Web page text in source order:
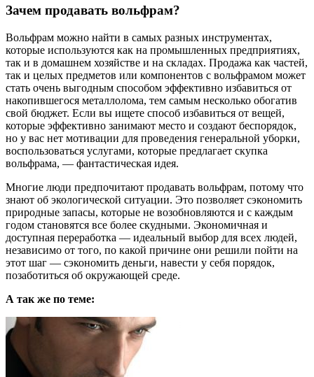
Зачем продавать вольфрам?
Вольфрам можно найти в самых разных инструментах,
которые используются как на промышленных предприятиях,
так и в домашнем хозяйстве и на складах. Продажа как частей,
так и целых предметов или компонентов с вольфрамом может
стать очень выгодным способом эффективно избавиться от
накопившегося металлолома, тем самым несколько обогатив
свой бюджет. Если вы ищете способ избавиться от вещей,
которые эффективно занимают место и создают беспорядок,
но у вас нет мотивации для проведения генеральной уборки,
воспользоваться услугами, которые предлагает скупка
вольфрама, — фантастическая идея.
Многие люди предпочитают продавать вольфрам, потому что
знают об экологической ситуации. Это позволяет сэкономить
природные запасы, которые не возобновляются и с каждым
годом становятся все более скудными. Экономичная и
доступная переработка — идеальный выбор для всех людей,
независимо от того, по какой причине они решили пойти на
этот шаг — сэкономить деньги, навести у себя порядок,
позаботиться об окружающей среде.
А так же по теме: